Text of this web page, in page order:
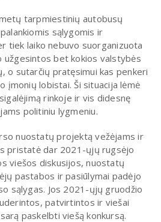
tarpmiestinių autobusų
sąlygomis ir
tiek laiko nebuvo suorganizuota
užgesintos bet kokios valstybės
o sutarčių pratęsimui kas penkeri
lobistai. Ši situacija lėmė
rinkoje ir vis didesnę
politiniu lygmeniu.
nuostatų projektą vežėjams ir
pristatė dar 2021-ųjų rugsėjo
viešos diskusijos, nuostatų
pastabos ir pasiūlymai padėjo
sąlygas. Jos 2021-ųjų gruodžio
patvirtintos ir viešai
paskelbti viešą konkursą.